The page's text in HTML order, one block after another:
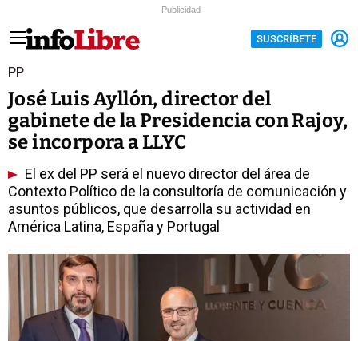
Publicidad
SUSCRÍBETE
PP
José Luis Ayllón, director del
gabinete de la Presidencia con Rajoy,
se incorpora a LLYC
El ex del PP será el nuevo director del área de
Contexto Político de la consultoría de comunicación y
asuntos públicos, que desarrolla su actividad en
América Latina, España y Portugal